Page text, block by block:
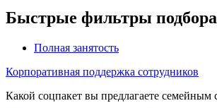
Быстрые фильтры
Полная занятость
Корпоративная поддержка сотрудников
Какой соцпакет вы предлагаете семейным